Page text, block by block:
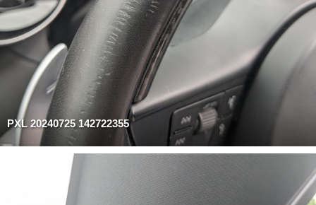
PXL 20240725 142722355